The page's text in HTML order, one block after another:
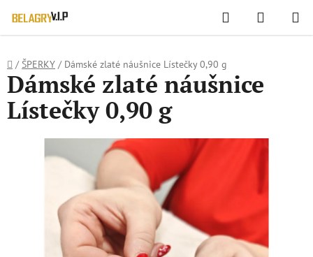
WIDGET HODNOCENÍ OBCHODU
Přejít
na
Hledat
KOŠÍK
Domů
/ ŠPERKY / Dámské zlaté náušnice Lístečky 0,90 g
Dámské zlaté náušnice
Lístečky 0,90 g